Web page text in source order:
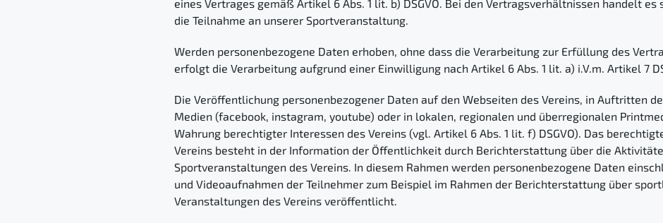
eines Vertrages gemäß Artikel 6 Abs. 1 lit. b) DSGVO. Bei den Vertragsverhältnissen handelt es
die Teilnahme an unserer Sportveranstaltung.
Werden personenbezogene Daten erhoben, ohne dass die Verarbeitung zur Erfüllung des
erfolgt die Verarbeitung aufgrund einer Einwilligung nach Artikel 6 Abs. 1 lit. a) i.V.m. Artikel 7
Die Veröffentlichung personenbezogener Daten auf den Webseiten des Vereins, in Auftritten
Medien (facebook, instagram, youtube) oder in lokalen, regionalen und überregionalen
Wahrung berechtigter Interessen des Vereins (vgl. Artikel 6 Abs. 1 lit. f) DSGVO). Das
Vereins besteht in der Information der Öffentlichkeit durch Berichterstattung über die
Sportveranstaltungen des Vereins. In diesem Rahmen werden personenbezogene Daten
und Videoaufnahmen der Teilnehmer zum Beispiel im Rahmen der Berichterstattung über
Veranstaltungen des Vereins veröffentlicht.